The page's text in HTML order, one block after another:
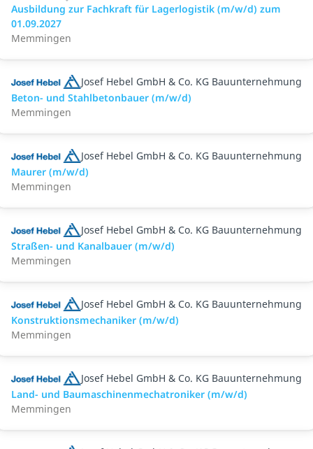
Ausbildung zur Fachkraft für Lagerlogistik (m/w/d) zum
01.09.2027
Memmingen
Josef Hebel GmbH & Co. KG Bauunternehmung
Beton- und Stahlbetonbauer (m/w/d)
Memmingen
Josef Hebel GmbH & Co. KG Bauunternehmung
Maurer (m/w/d)
Memmingen
Josef Hebel GmbH & Co. KG Bauunternehmung
Straßen- und Kanalbauer (m/w/d)
Memmingen
Josef Hebel GmbH & Co. KG Bauunternehmung
Konstruktionsmechaniker (m/w/d)
Memmingen
Josef Hebel GmbH & Co. KG Bauunternehmung
Land- und Baumaschinenmechatroniker (m/w/d)
Memmingen